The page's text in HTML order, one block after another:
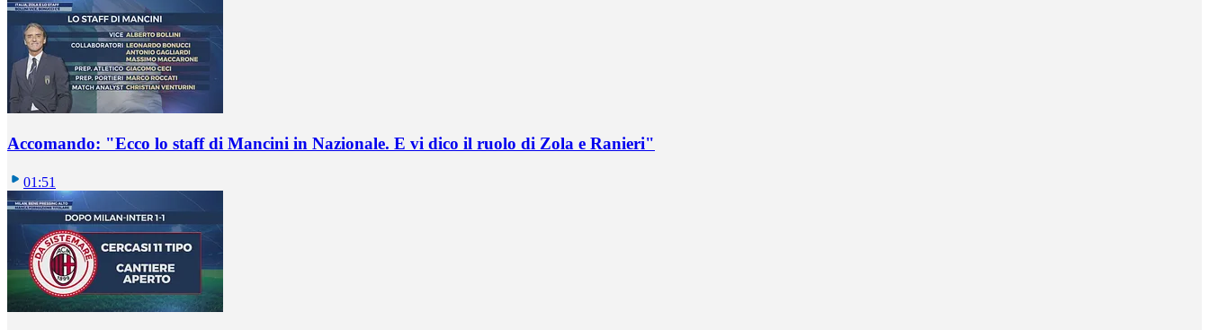
Accomando: "Ecco lo staff di Mancini in Nazionale. E vi dico il ruolo di Zola e Ranieri"
01:51